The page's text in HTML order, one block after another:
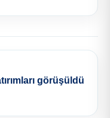
görüşüldü